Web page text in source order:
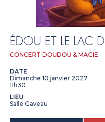
ÉDOU ET LE LAC
CONCERT DOUDOU & MAGIE
DATE
Dimanche 10 janvier 2027
11h30
LIEU
Salle Gaveau